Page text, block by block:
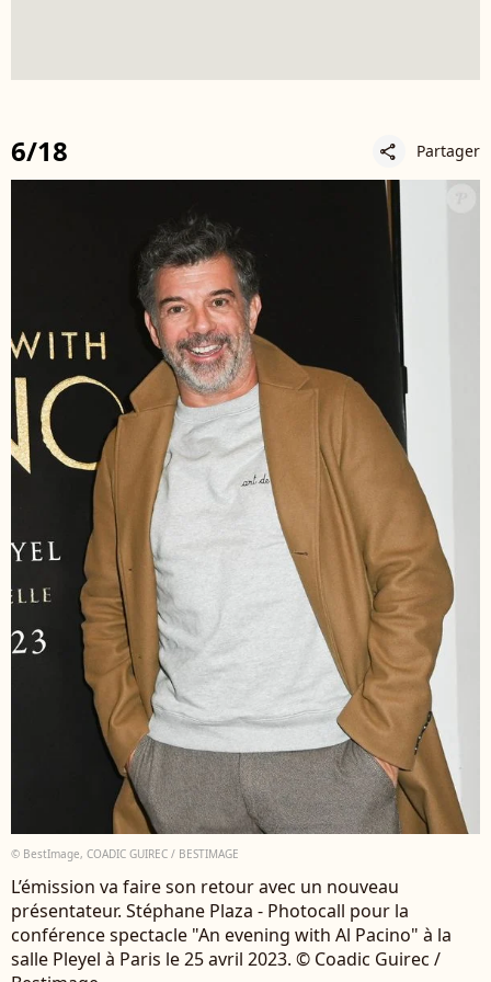
6/18 share Partager
© BestImage, COADIC GUIREC / BESTIMAGE
L’émission va faire son retour avec un nouveau
présentateur. Stéphane Plaza - Photocall pour la
conférence spectacle "An evening with Al Pacino" à la
salle Pleyel à Paris le 25 avril 2023. © Coadic Guirec /